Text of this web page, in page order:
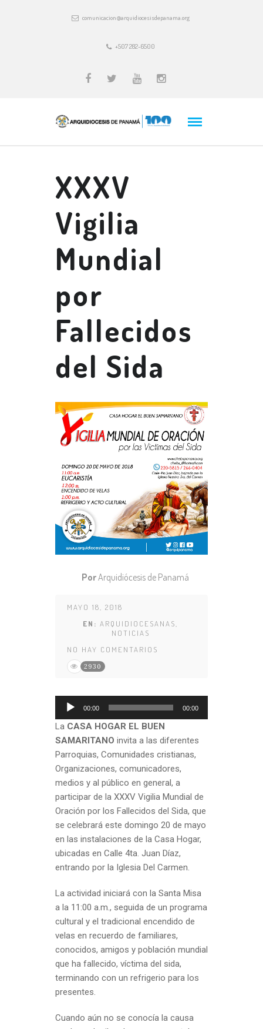
comunicacion@arquidiocesisdepanama.org
+507 282-6500
XXXV
Vigilia
Mundial
por
Fallecidos
del Sida
PorArquidiócesis de Panamá
MAYO 18, 2018
EN: ARQUIDIOCESANAS
NOTICIAS
NO HAY COMENTARIOS
2930
Reproductor
audio
00:00 00:00
La CASA HOGAR EL BUEN
SAMARITANO invita a las diferentes
Parroquias, Comunidades cristianas,
Organizaciones, comunicadores,
medios y al público en general, a
participar de la XXXV Vigilia Mundial de
Oración por los Fallecidos del Sida, que
se celebrará este domingo 20 de mayo
en las instalaciones de la Casa Hogar,
ubicadas en Calle 4ta. Juan Díaz,
entrando por la Iglesia Del Carmen.
La actividad iniciará con la Santa Misa
a la 11:00 a.m., seguida de un programa
cultural y el tradicional encendido de
velas en recuerdo de familiares,
conocidos, amigos y población mundial
que ha fallecido, víctima del sida,
terminando con un refrigerio para los
presentes.
Cuando aún no se conocía la causa